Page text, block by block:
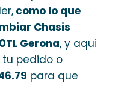
como lo que
Chasis
Gerona, y aqui
pedido o
para que